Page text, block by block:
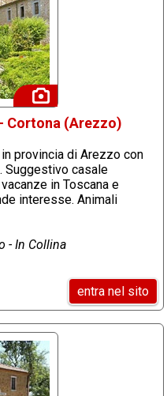
Cortona (Arezzo)
provincia di Arezzo con
Suggestivo casale
in Toscana e
interesse. Animali
- In Collina
entra nel sito